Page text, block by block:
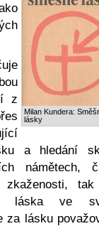
Milan Kundera:
lásky
z
a hledání
námětech,
láska ve
za lásku